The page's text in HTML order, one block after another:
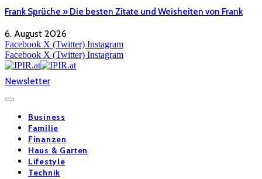
Frank Sprüche » Die besten Zitate und Weisheiten von Frank
6. August 2026
Facebook X (Twitter) Instagram
Facebook X (Twitter) Instagram
Newsletter
Business
Familie
Finanzen
Haus & Garten
Lifestyle
Technik